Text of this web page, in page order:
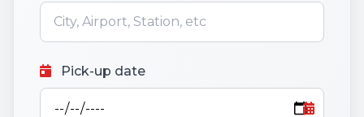
Pick-up date